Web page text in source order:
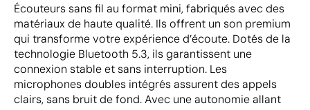
Écouteurs sans fil au format mini, fabriqués avec des
matériaux de haute qualité. Ils offrent un son premium
qui transforme votre expérience d’écoute. Dotés de la
technologie Bluetooth 5.3, ils garantissent une
connexion stable et sans interruption. Les
microphones doubles intégrés assurent des appels
clairs, sans bruit de fond. Avec une autonomie allant